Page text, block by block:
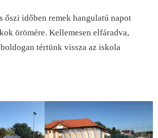
őszi időben remek hangulatú napot
örömére. Kellemesen elfáradva,
tértünk vissza az iskola